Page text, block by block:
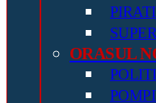
PIRATI
ORASUL